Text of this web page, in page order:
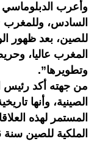
وأعرب
السادس، وللمغرب
للصين، بعد ظهور
المغرب عاليا،
وتطويرها”.
من جهته أكد رئيس
الصينية، وأنها
المستمر لهذه
الملكية للصين سنة 2016.